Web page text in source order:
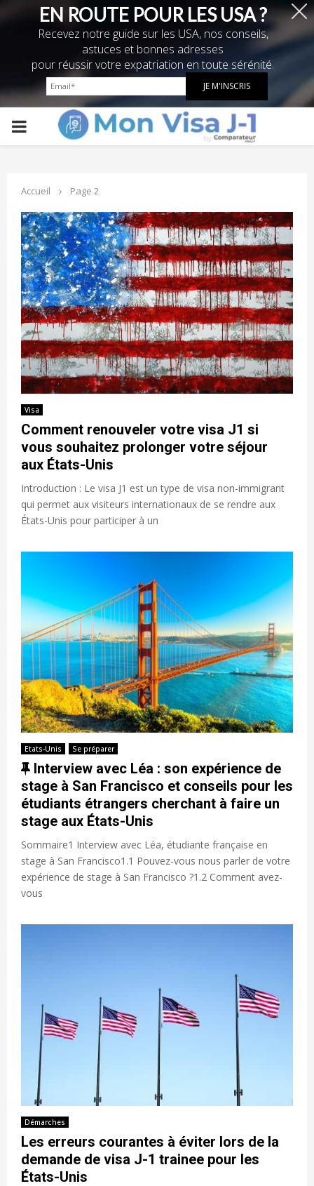
PRIMARY
Accueil Page 2
Visa
Comment renouveler votre visa J1 si
vous souhaitez prolonger votre séjour
aux États-Unis
Introduction : Le visa J1 est un type de visa non-immigrant
qui permet aux visiteurs internationaux de se rendre aux
États-Unis pour participer à un
Etats-Unis Se préparer
F
e
a
t
r
e
d
Interview avec Léa : son expérience de
stage à San Francisco et conseils pour les
étudiants étrangers cherchant à faire un
stage aux États-Unis
Sommaire1 Interview avec Léa, étudiante française en
stage à San Francisco1.1 Pouvez-vous nous parler de votre
expérience de stage à San Francisco ?1.2 Comment avez-
vous
Démarches
Les erreurs courantes à éviter lors de la
demande de visa J-1 trainee pour les
États-Unis
EN ROUTE POUR LES USA ?
Recevez notre guide sur les USA, nos conseils,
astuces et bonnes adresses
pour réussir votre expatriation en toute sérénité.